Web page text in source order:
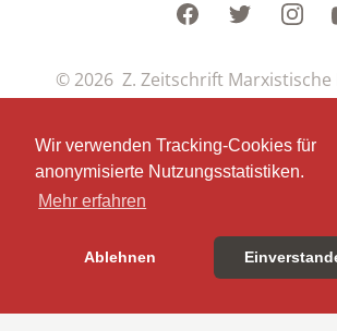
Wir verwenden Tracking-Cookies für
anonymisierte Nutzungsstatistiken.
Mehr erfahren
Ablehnen
FacebookTwitter
© 2026 Z. Zeitschrift